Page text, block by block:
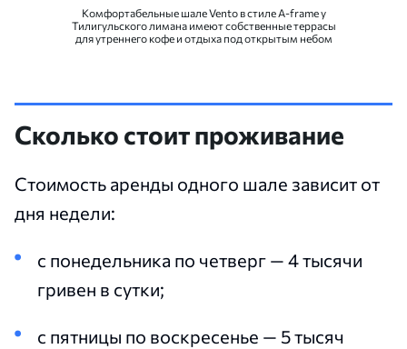
Комфортабельные шале Vento в стиле A-frame у
Тилигульского лимана имеют собственные террасы
для утреннего кофе и отдыха под открытым небом
Сколько стоит проживание
Стоимость аренды одного шале зависит от
дня недели:
с понедельника по четверг — 4 тысячи
гривен в сутки;
с пятницы по воскресенье — 5 тысяч